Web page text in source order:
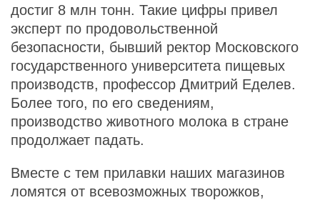
достиг 8 млн тонн. Такие цифры привел
эксперт по продовольственной
безопасности, бывший ректор Московского
государственного университета пищевых
производств, профессор Дмитрий Еделев.
Более того, по его сведениям,
производство животного молока в стране
продолжает падать.
Вместе с тем прилавки наших магазинов
ломятся от всевозможных творожков,